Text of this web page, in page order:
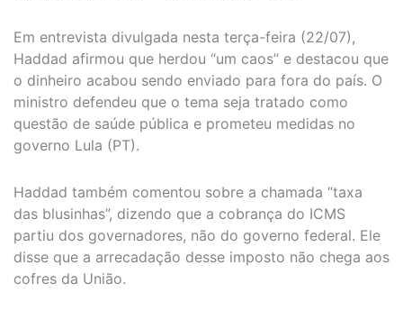
Em entrevista divulgada nesta terça-feira (22/07),
Haddad afirmou que herdou “um caos” e destacou que
o dinheiro acabou sendo enviado para fora do país. O
ministro defendeu que o tema seja tratado como
questão de saúde pública e prometeu medidas no
governo Lula (PT).
Haddad também comentou sobre a chamada “taxa
das blusinhas”, dizendo que a cobrança do ICMS
partiu dos governadores, não do governo federal. Ele
disse que a arrecadação desse imposto não chega aos
cofres da União.